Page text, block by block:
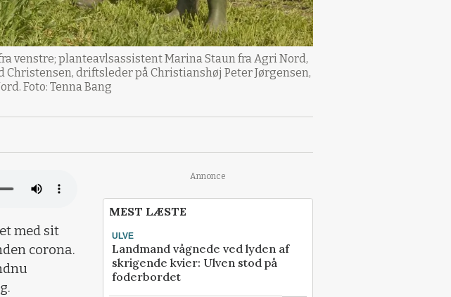
venstre; planteavlsassistent Marina Staun fra Agri Nord,
driftsleder på Christianshøj Peter Jørgensen,
Foto: Tenna Bang
med sit
corona.
Annonce
MEST LÆSTE
ULVE
Landmand vågnede ved lyden af
skrigende kvier: Ulven stod på
foderbordet